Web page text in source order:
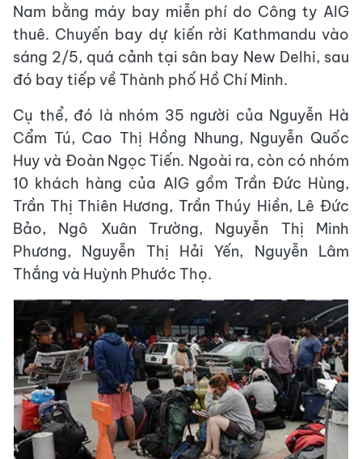
Nam bằng máy bay miễn phí do Công ty AIG
thuê. Chuyến bay dự kiến rời Kathmandu vào
sáng 2/5, quá cảnh tại sân bay New Delhi, sau
đó bay tiếp về Thành phố Hồ Chí Minh.
Cụ thể, đó là nhóm 35 người của Nguyễn Hà
Cẩm Tú, Cao Thị Hồng Nhung, Nguyễn Quốc
Huy và Đoàn Ngọc Tiến. Ngoài ra, còn có nhóm
10 khách hàng của AIG gồm Trần Đức Hùng,
Trần Thị Thiên Hương, Trần Thúy Hiền, Lê Đức
Bảo, Ngô Xuân Trường, Nguyễn Thị Minh
Phương, Nguyễn Thị Hải Yến, Nguyễn Lâm
Thắng và Huỳnh Phước Thọ.